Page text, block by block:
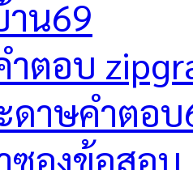
น69
ตอบ
ดาษคำตอบ
ซองข้อสอบ